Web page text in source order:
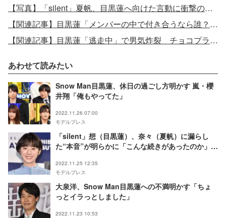
【写真】「silent」夏帆、目黒蓮へ向けた言動に衝撃の声殺到「わざと？」
【関連記事】目黒蓮「メンバーの中で付き合うなら誰？」に即答
【関連記事】目黒蓮「逃走中」で男気炸裂 チョコプラ長田「一瞬抱かれたから死ねる」
あわせて読みたい
Snow Man目黒蓮、休日の過ごし方明かす 嵐・櫻
井翔「俺もやってた」
2022.11.26 07:00
モデルプレス
「silent」想（目黒蓮）、奈々（夏帆）に漏らし
た“本音”が明らかに「こんな続きがあったのか」
2022.11.25 12:35
モデルプレス
大泉洋、Snow Man目黒蓮への不満明かす「ちょ
っとイラっとしました」
2022.11.23 10:53